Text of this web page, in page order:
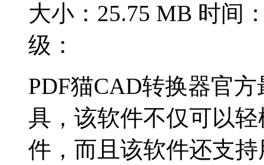
大小：25.75 MB 时间
级：
PDF猫CAD转换器官
具，该软件不仅可以
件，而且该软件还支